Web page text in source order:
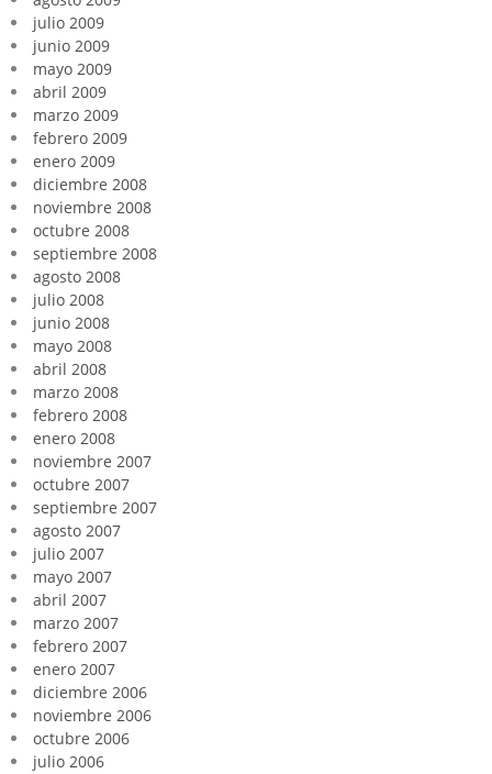
julio 2009
junio 2009
mayo 2009
abril 2009
marzo 2009
febrero 2009
enero 2009
diciembre 2008
noviembre 2008
octubre 2008
septiembre 2008
agosto 2008
julio 2008
junio 2008
mayo 2008
abril 2008
marzo 2008
febrero 2008
enero 2008
noviembre 2007
octubre 2007
septiembre 2007
agosto 2007
julio 2007
mayo 2007
abril 2007
marzo 2007
febrero 2007
enero 2007
diciembre 2006
noviembre 2006
octubre 2006
julio 2006